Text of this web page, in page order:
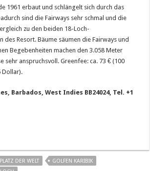
1961 erbaut und schlängelt sich durch das
sind die Fairways sehr schmal und die
zu den beiden 18-Loch-
des Resort. Bäume säumen die Fairways und
Begebenheiten machen den 3.058 Meter
sehr anspruchsvoll. Greenfee: ca. 73 € (100
Dollar).
Barbados, West Indies BB24024, Tel. +1
DER WELT
GOLFEN KARIBIK